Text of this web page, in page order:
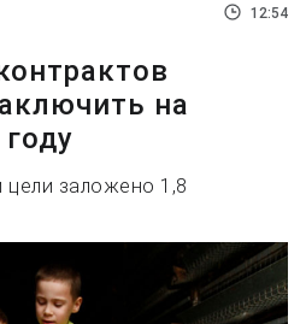
12:54
на
цели заложено 1,8